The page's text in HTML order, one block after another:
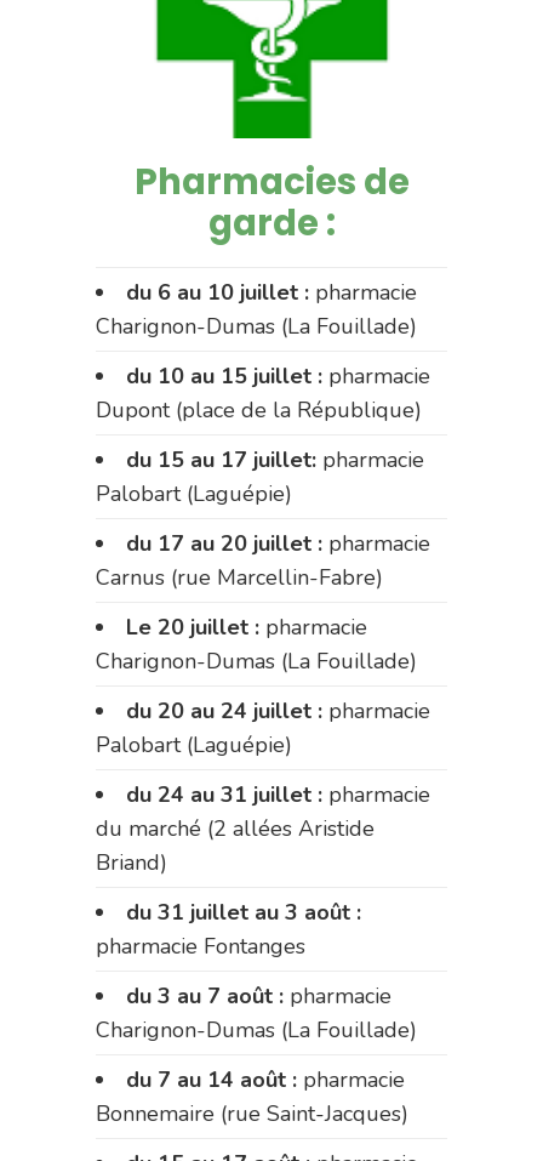
Pharmacies de
garde :
du 6 au 10 juillet : pharmacie
Charignon-Dumas (La Fouillade)
du 10 au 15 juillet : pharmacie
Dupont (place de la République)
du 15 au 17 juillet: pharmacie
Palobart (Laguépie)
du 17 au 20 juillet : pharmacie
Carnus (rue Marcellin-Fabre)
Le 20 juillet : pharmacie
Charignon-Dumas (La Fouillade)
du 20 au 24 juillet : pharmacie
Palobart (Laguépie)
du 24 au 31 juillet : pharmacie
du marché (2 allées Aristide
Briand)
du 31 juillet au 3 août :
pharmacie Fontanges
du 3 au 7 août : pharmacie
Charignon-Dumas (La Fouillade)
du 7 au 14 août : pharmacie
Bonnemaire (rue Saint-Jacques)